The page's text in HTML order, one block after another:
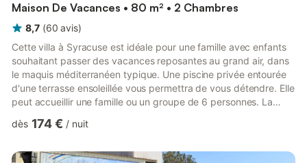
Maison De Vacances • 80 m² • 2 Chambres
8,7 (60 avis)
Cette villa à Syracuse est idéale pour une famille avec enfants
souhaitant passer des vacances reposantes au grand air, dans
le maquis méditerranéen typique. Une piscine privée entourée
d'une terrasse ensoleillée vous permettra de vous détendre. Elle
peut accueillir une famille ou un groupe de 6 personnes. La
restaurants, cafés, pubs, boutiques et autres commodités. La
voisines de Syracuse, Avola et Noto sont également
dès 174 € / nuit